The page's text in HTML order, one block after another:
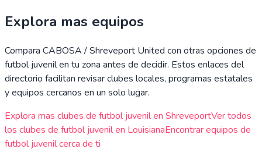
Explora mas equipos
Compara CABOSA / Shreveport United con otras opciones de
futbol juvenil en tu zona antes de decidir. Estos enlaces del
directorio facilitan revisar clubes locales, programas estatales
y equipos cercanos en un solo lugar.
Explora mas clubes de futbol juvenil en ShreveportVer todos
los clubes de futbol juvenil en LouisianaEncontrar equipos de
futbol juvenil cerca de ti